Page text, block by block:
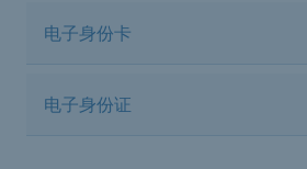
电子身份卡
电子身份证